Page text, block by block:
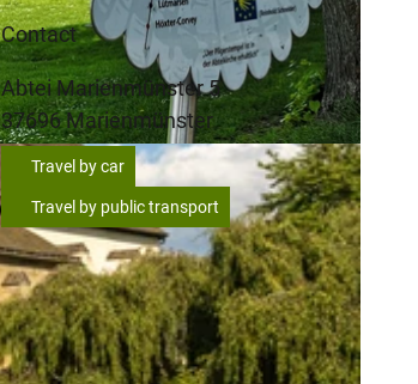
Contact
Abtei Marienmünster 5
37696Marienmünster
Travel by car
Travel by public transport